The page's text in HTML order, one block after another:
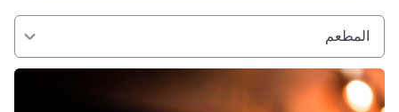
المطعم
راجع التفاصيل